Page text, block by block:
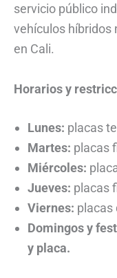
servicio público
vehículos híbridos
en Cali.
Horarios y
Lunes: placas
Martes: placas
Miércoles:
Jueves: placas
Viernes: placas
Domingos y
y placa.